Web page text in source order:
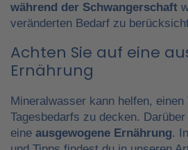
während der Schwangerschaft
veränderten Bedarf zu
Achten Sie auf eine
Ernährung
Mineralwasser kann helfen, einen
Tagesbedarfs zu decken.
eine ausgewogene Ernährung.